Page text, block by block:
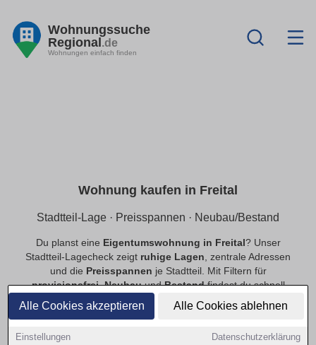
Alle Cookies akzeptieren Alle Cookies ablehnen
Einstellungen Datenschutzerklärung
Wohnungssuche
Regional.de
Wohnungen einfach finden
Wohnung kaufen in Freital
Stadtteil-Lage · Preisspannen · Neubau/Bestand
Du planst eine Eigentumswohnung in Freital ? Unser
Stadtteil-Lagecheck zeigt ruhige Lagen , zentrale Adressen
und die Preisspannen je Stadtteil. Mit Filtern für
provisionsfrei,NeubauundBestandfindest du schnell
passende Angebote.